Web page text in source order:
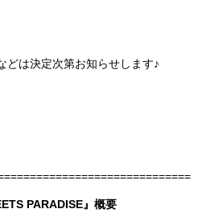
どは決定次第お知らせします♪
PARADISE』概要